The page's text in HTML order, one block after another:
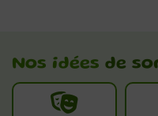
Nos idées de